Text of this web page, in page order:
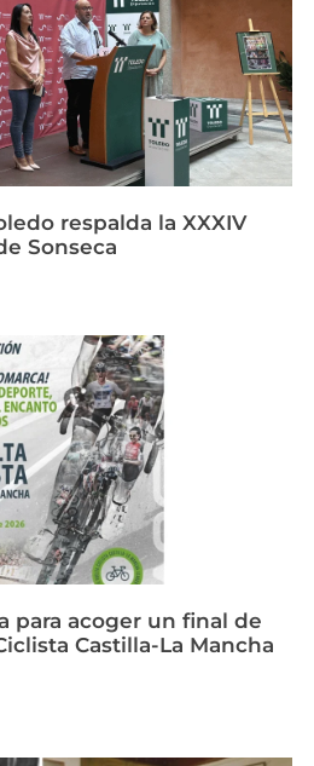
respalda la XXXIV
Sonseca
para acoger un final de
Castilla-La Mancha